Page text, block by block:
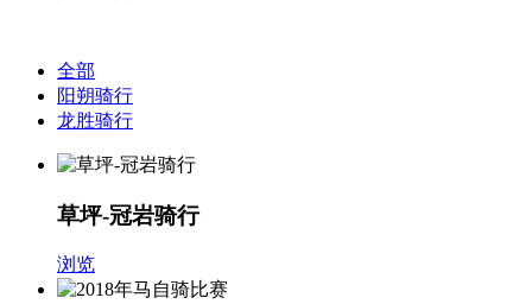
全部
阳朔骑行
龙胜骑行
草坪-冠岩骑行
浏览